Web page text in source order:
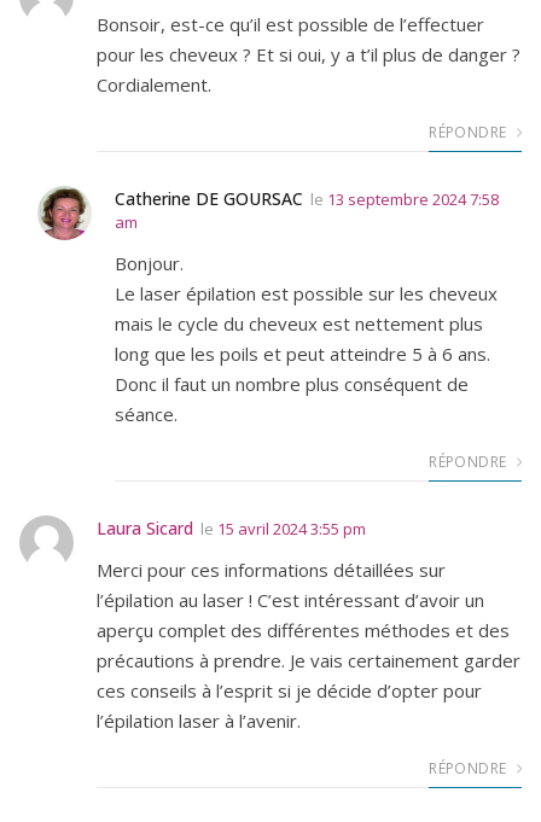
Bonsoir, est-ce qu’il est possible de l’effectuer
pour les cheveux ? Et si oui, y a t’il plus de danger ?
Cordialement.
RÉPONDRE
Catherine DE GOURSAC le 13 septembre 2024 7:58
am
Bonjour.
Le laser épilation est possible sur les cheveux
mais le cycle du cheveux est nettement plus
long que les poils et peut atteindre 5 à 6 ans.
Donc il faut un nombre plus conséquent de
séance.
RÉPONDRE
Laura Sicard le 15 avril 2024 3:55 pm
Merci pour ces informations détaillées sur
l’épilation au laser ! C’est intéressant d’avoir un
aperçu complet des différentes méthodes et des
précautions à prendre. Je vais certainement garder
ces conseils à l’esprit si je décide d’opter pour
l’épilation laser à l’avenir.
RÉPONDRE